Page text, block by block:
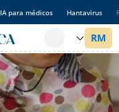
IA para médicos Hantavirus